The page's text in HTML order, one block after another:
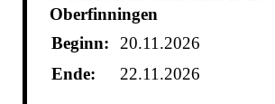
Oberfinningen
Beginn:
20.11.2026
Ende:
22.11.2026